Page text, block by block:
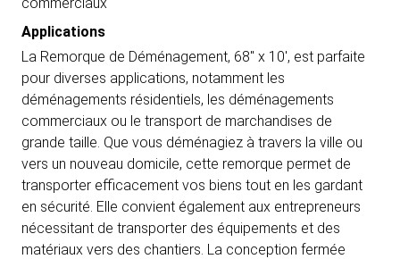
Applications
La Remorque de Déménagement, 68" x 10', est parfaite
pour diverses applications, notamment les
déménagements résidentiels, les déménagements
commerciaux ou le transport de marchandises de
grande taille. Que vous déménagiez à travers la ville ou
vers un nouveau domicile, cette remorque permet de
transporter efficacement vos biens tout en les gardant
en sécurité. Elle convient également aux entrepreneurs
nécessitant de transporter des équipements et des
matériaux vers des chantiers. La conception fermée